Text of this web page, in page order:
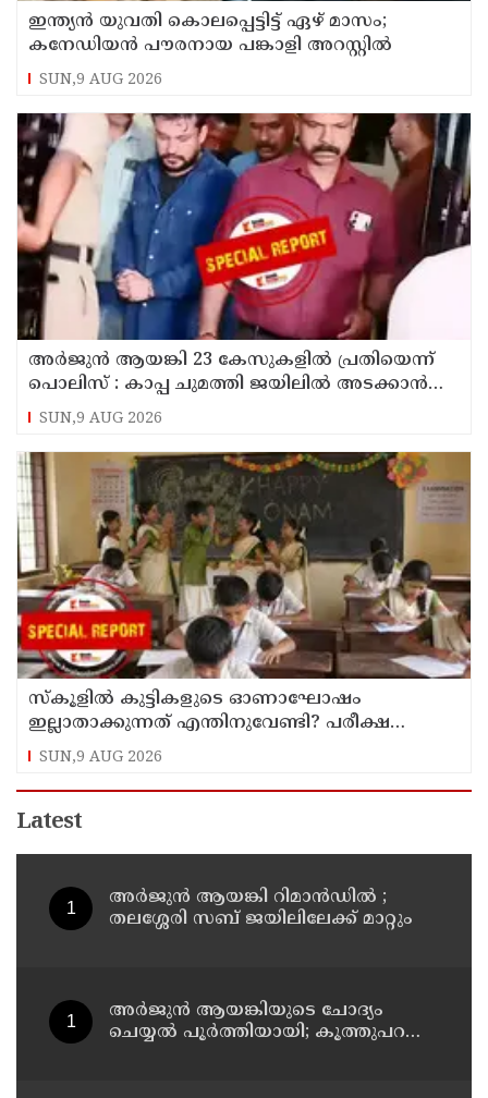
ഇന്ത്യന്‍ യുവതി കൊലപ്പെട്ടിട്ട് ഏഴ് മാസം;
കനേഡിയന്‍ പൗരനായ പങ്കാളി അറസ്റ്റില്‍
SUN,9 AUG 2026
അര്‍ജുന്‍ ആയങ്കി 23 കേസുകളില്‍ പ്രതിയെന്ന്
പൊലിസ് : കാപ്പ ചുമത്തി ജയിലില്‍ അടക്കാന്‍
നീക്കം
SUN,9 AUG 2026
സ്‌കൂളില്‍ കുട്ടികളുടെ ഓണാഘോഷം
ഇല്ലാതാക്കുന്നത് എന്തിനുവേണ്ടി? പരീക്ഷ
ഷെഡ്യൂള്‍ മാറ്റിയത് തിരുത്തുമോ?
SUN,9 AUG 2026
Latest
അര്‍ജുന്‍ ആയങ്കി റിമാന്‍ഡില്‍ ;
തലശ്ശേരി സബ് ജയിലിലേക്ക് മാറ്റും
അര്‍ജുന്‍ ആയങ്കിയുടെ ചോദ്യം
ചെയ്യല്‍ പൂര്‍ത്തിയായി; കൂത്തുപറമ്പ്